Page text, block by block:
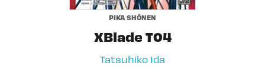
PIKA SHÔNEN
XBlade T04
Tatsuhiko Ida